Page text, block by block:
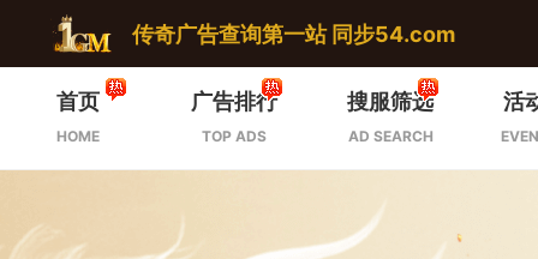
传奇广告查询第一站 同步54.com
首页
HOME
广告排行
TOP ADS
搜服筛选
AD SEARCH
活